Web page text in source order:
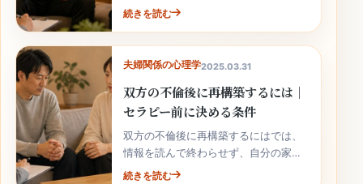
家庭の事実と次の行動へ落とし込むこ
続きを読む
夫婦関係の心理学2025.03.31
双方の不倫後に再構築するには｜
セラピー前に決める条件
双方の不倫後に再構築するにはでは、
情報を読んで終わらせず、自分の家庭
の事実と次の行動へ落とし込むことが
続きを読む